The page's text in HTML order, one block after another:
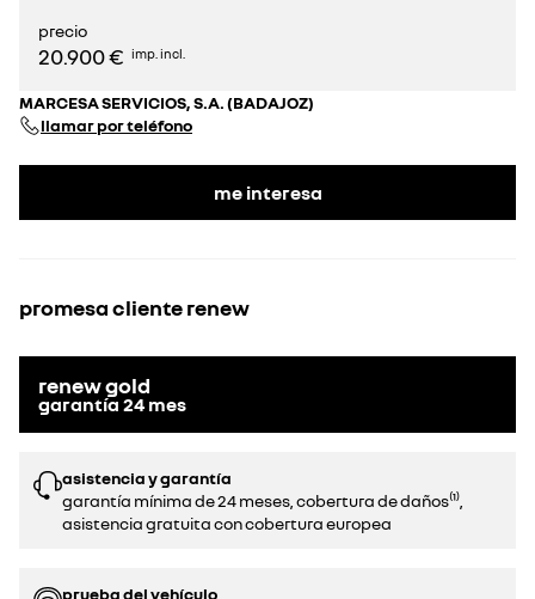
precio
20.900 € imp. incl.
MARCESA SERVICIOS, S.A. (BADAJOZ)
llamar por teléfono
me interesa
promesa cliente renew
renew gold
garantía 24 mes
asistencia y garantía
garantía mínima de 24 meses, cobertura de daños⁽¹⁾,
asistencia gratuita con cobertura europea
prueba del vehículo